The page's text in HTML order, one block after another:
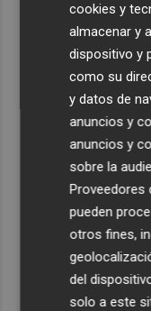
Los premios
referentes del
Recibe
Plaza
cookies y
almacenar y
dispositivo y
como su
y datos de
anuncios y
anuncios y
sobre la
Proveedores
pueden
otros fines,
del
solo a este